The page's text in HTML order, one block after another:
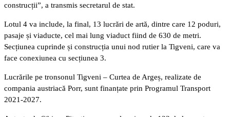
construcții”, a transmis secretarul de stat.
Lotul 4 va include, la final, 13 lucrări de artă, dintre care 12 poduri,
pasaje și viaducte, cel mai lung viaduct fiind de 630 de metri.
Secțiunea cuprinde și construcția unui nod rutier la Tigveni, care va
face conexiunea cu secțiunea 3.
Lucrările pe tronsonul Tigveni – Curtea de Argeș, realizate de
compania austriacă Porr, sunt finanțate prin Programul Transport
2021-2027.